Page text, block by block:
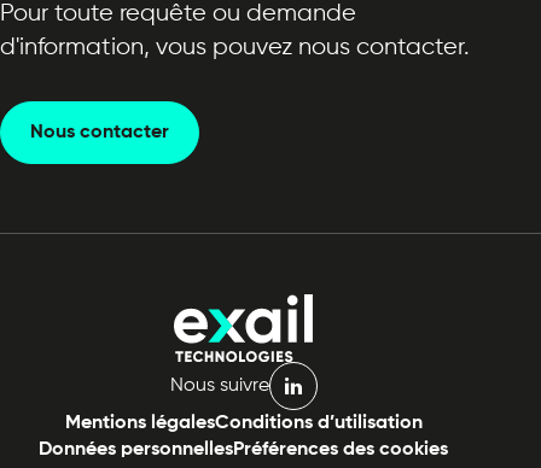
Pour toute requête ou demande
d'information, vous pouvez nous contacter.
Nous contacter
Nous suivre
linkedin
Mentions légalesConditions d’utilisation
Données personnellesPréférences des cookies